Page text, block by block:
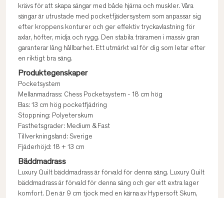
krävs för att skapa sängar med både hjärna och muskler. Våra
sängar är utrustade med pocketfjädersystem som anpassar sig
efter kroppens konturer och ger effektiv tryckavlastning för
axlar, höfter, midja och rygg. Den stabila träramen i massiv gran
garanterar lång hållbarhet. Ett utmärkt val för dig som letar efter
en riktigt bra säng.
Produktegenskaper
Pocketsystem
Mellanmadrass: Chess Pocketsystem - 18 cm hög
Bas: 13 cm hög pocketfjädring
Stoppning: Polyeterskum
Fasthetsgrader: Medium & Fast
Tillverkningsland: Sverige
Fjäderhöjd: 18 + 13 cm
Bäddmadrass
Luxury Quilt bäddmadrass är förvald för denna säng. Luxury Quilt
bäddmadrass är förvald för denna säng och ger ett extra lager
komfort. Den är 9 cm tjock med en kärna av Hypersoft Skum,